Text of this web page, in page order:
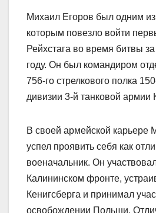
Михаил Егоров был одним из
которым повезло войти
Рейхстага во время битвы
году. Он был командиром
756-го стрелкового полка
дивизии 3-й танковой армии
В своей армейской карьере
успел проявить себя как
военачальник. Он
Калининском фронте,
Кенигсберга и принимал
освобождении Польши.